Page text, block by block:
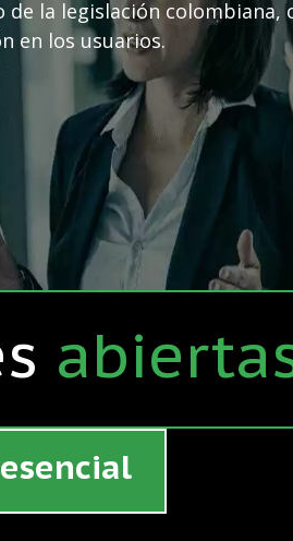
la legislación colombiana,
en los usuarios.